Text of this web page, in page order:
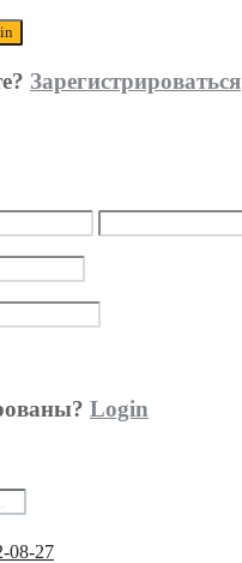
Зарегистрироваться
Login
08-27